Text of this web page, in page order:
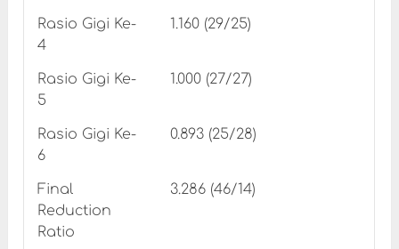
Rasio Gigi Ke-
4
1.160 (29/25)
Rasio Gigi Ke-
5
1.000 (27/27)
Rasio Gigi Ke-
6
0.893 (25/28)
Final
Reduction
Ratio
3.286 (46/14)